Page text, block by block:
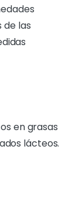
de las
en grasas
lácteos.